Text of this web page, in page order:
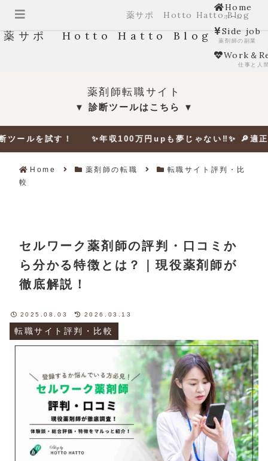
薬サポ Hotto Hatto Blog
Home
ホーム
Side job
薬剤師の副業
Work＆
仕事と人
薬剤師転職サイト
▼ 診断ツールはこちら ▼
✨年収100万円upも夢じゃない‼✨ 🔎適正年収をチェッ
Home 薬剤師の転職
転職サイト評判・比
較
セルワーク薬剤師の評判・口コミか
ら分かる特徴とは？｜現役薬剤師が
徹底解説！
転職サイト評判・比較
2025.08.03 2026.03.13
薬サポ Hotto Hatto Blog